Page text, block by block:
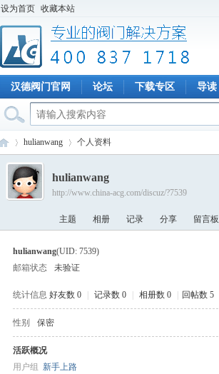
设为首页 收藏本站
汉德阀门官网 论坛 下载专区 导读
›
hulianwang 个人资料
hulianwang
http://www.china-acg.com/discuz/?7539
主题 相册 记录 分享 留言板
hulianwang(UID: 7539)
邮箱状态
未验证
统计信息 好友数 0 记录数 0 相册数 0 回帖数 5
性别 保密
活跃概况
用户组 新手上路